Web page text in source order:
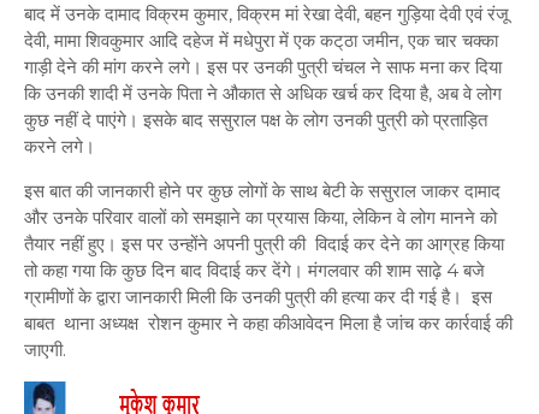
बाद में उनके दामाद विक्रम कुमार, विक्रम मां रेखा देवी, बहन गुड़िया देवी एवं रंजू
देवी, मामा शिवकुमार आदि दहेज में मधेपुरा में एक कट्‌ठा जमीन, एक चार चक्का
गाड़ी देने की मांग करने लगे। इस पर उनकी पुत्री चंचल ने साफ मना कर दिया
कि उनकी शादी में उनके पिता ने औकात से अधिक खर्च कर दिया है, अब वे लोग
कुछ नहीं दे पाएंगे। इसके बाद ससुराल पक्ष के लोग उनकी पुत्री को प्रताड़ित
करने लगे।
इस बात की जानकारी होने पर कुछ लोगों के साथ बेटी के ससुराल जाकर दामाद
और उनके परिवार वालों को समझाने का प्रयास किया, लेकिन वे लोग मानने को
तैयार नहीं हुए। इस पर उन्होंने अपनी पुत्री की विदाई कर देने का आग्रह किया
तो कहा गया कि कुछ दिन बाद विदाई कर देंगे। मंगलवार की शाम साढ़े 4 बजे
ग्रामीणों के द्वारा जानकारी मिली कि उनकी पुत्री की हत्या कर दी गई है। इस
बाबत थाना अध्यक्ष रोशन कुमार ने कहा कीआवेदन मिला है जांच कर कार्रवाई की
जाएगी.